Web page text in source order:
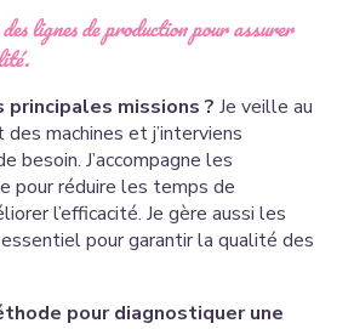
lignes de production pour assurer
missions ? Je veille au
machines et j’interviens
besoin. J’accompagne les
pour réduire les temps de
l’efficacité. Je gère aussi les
pour garantir la qualité des
pour diagnostiquer une